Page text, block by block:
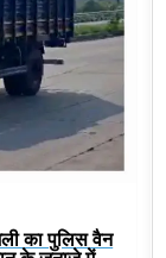
का पुलिस वैन